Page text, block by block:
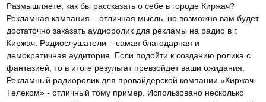
Размышляете, как бы рассказать о себе в городе Киржач?
Рекламная кампания – отличная мысль, но возможно вам будет
достаточно заказать аудиоролик для рекламы на радио в г.
Киржач. Радиослушатели – самая благодарная и
демократичная аудитория. Если подойти к созданию ролика с
фантазией, то в итоге результат превзойдет ваши ожидания.
Рекламный радиоролик для провайдерской компании «Киржач-
Телеком» - отличный тому пример. Использовано несколько